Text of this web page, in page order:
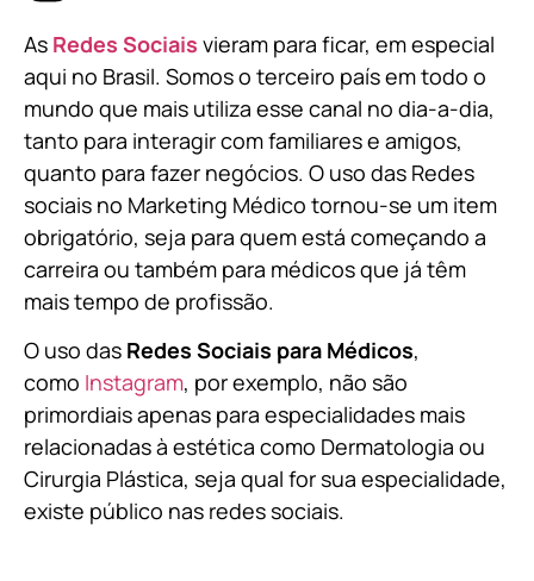
As Redes Sociais vieram para ficar, em especial
aqui no Brasil. Somos o terceiro país em todo o
mundo que mais utiliza esse canal no dia-a-dia,
tanto para interagir com familiares e amigos,
quanto para fazer negócios. O uso das Redes
sociais no Marketing Médico tornou-se um item
obrigatório, seja para quem está começando a
carreira ou também para médicos que já têm
mais tempo de profissão.
O uso das Redes Sociais para Médicos,
como Instagram, por exemplo, não são
primordiais apenas para especialidades mais
relacionadas à estética como Dermatologia ou
Cirurgia Plástica, seja qual for sua especialidade,
existe público nas redes sociais.